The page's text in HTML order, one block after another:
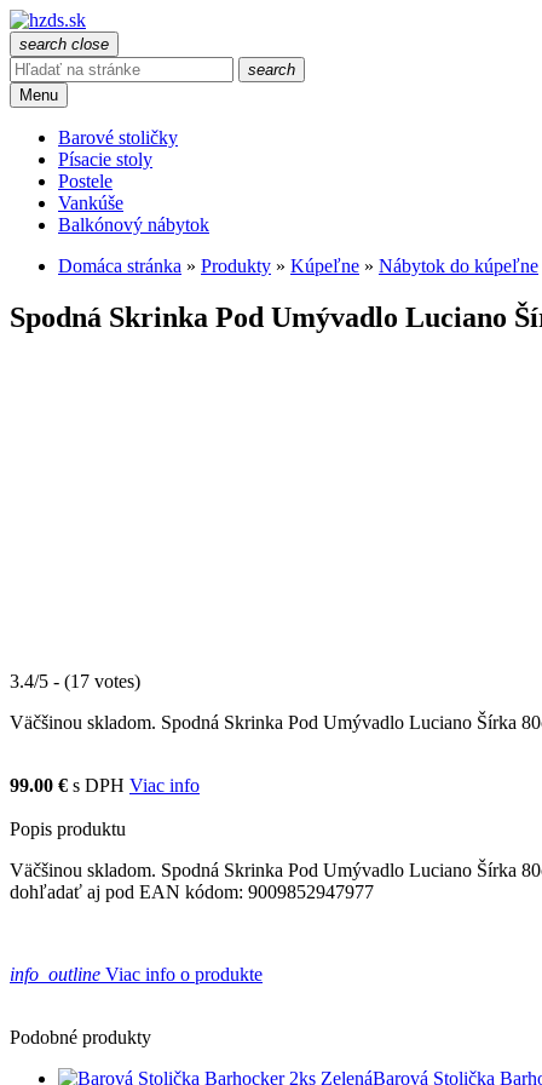
search close
search
Menu
Barové stoličky
Písacie stoly
Postele
Vankúše
Balkónový nábytok
Domáca stránka » Produkty » Kúpeľne » Nábytok do kúpeľne
Spodná Skrinka Pod Umývadlo Luciano
3.4/5 - (17 votes)
Väčšinou skladom. Spodná Skrinka Pod Umývadlo Luciano Šírka
99.00 € s DPH Viac info
Popis produktu
Väčšinou skladom. Spodná Skrinka Pod Umývadlo Luciano Šírka
dohľadať aj pod EAN kódom: 9009852947977
info_outline Viac info o produkte
Podobné produkty
Barová Stolička